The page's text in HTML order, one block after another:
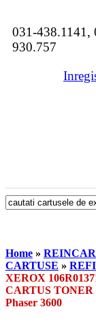
031-438.1141,
930.757
Home »
CARTUSE »
XEROX
CARTUS
Phaser 3600